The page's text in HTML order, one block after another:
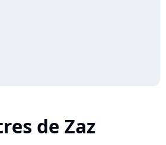
de Zaz